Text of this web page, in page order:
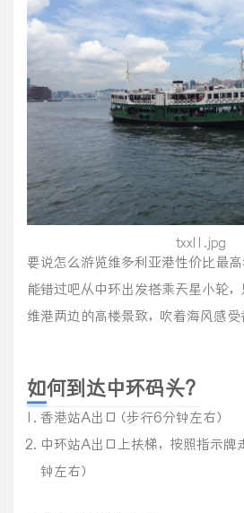
txxl1.jpg
要说怎么游览维多利亚港性价比最
能错过吧从中环出发搭乘天星小轮
维港两边的高楼景致，吹着海风感受
如何到达中环码头？
香港站A出口（步行6分钟左右）
中环站A出口上扶梯，按照指示牌
钟左右）